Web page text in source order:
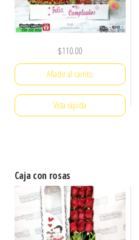
$110.00
Añadir al carrito
Vista rápida
Caja con rosas